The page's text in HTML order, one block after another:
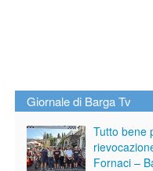
Giornale di Barga Tv
Tutto bene
Fornaci –